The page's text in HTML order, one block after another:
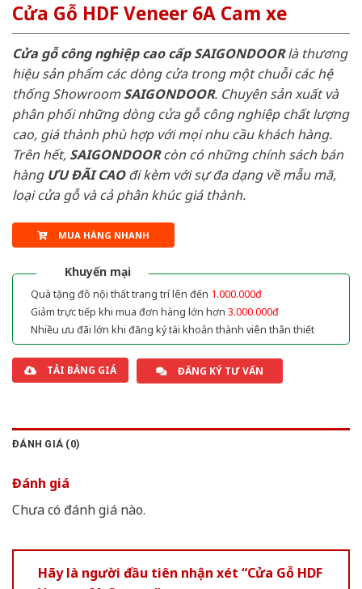
Cửa Gỗ HDF Veneer 6A Cam xe
Cửa gỗ công nghiệp cao cấp SAIGONDOORlà thương
hiệu sản phẩm các dòng cửa trong một chuỗi các hệ
thống ShowroomSAIGONDOOR. Chuyên sản xuất và
phân phối những dòng cửa gỗ công nghiệp chất lượng
cao, giá thành phù hợp với mọi nhu cầu khách hàng.
Trên hết, SAIGONDOORcòn có những chính sách bán
hàng ƯU ĐÃI CAOđi kèm với sự đa dạng về mẫu mã,
loại cửa gỗ và cả phân khúc giá thành.
MUA HÀNG NHANH
Khuyến mại
Quà tặng đồ nội thất trang trí lên đến 1.000.000đ
Giảm trực tiếp khi mua đơn hàng lớn hơn 3.000.000đ
Nhiều ưu đãi lớn khi đăng ký tài khoản thành viên thân thiết
TẢI BẢNG GIÁ ĐĂNG KÝ TƯ VẤN
ĐÁNH GIÁ (0)
Đánh giá
Chưa có đánh giá nào.
Hãy là người đầu tiên nhận xét “Cửa Gỗ HDF